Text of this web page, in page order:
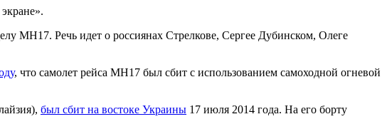
МН17. Речь идет о россиянах Стрелкове, Сергее Дубинском, Олеге
, что самолет рейса МН17 был сбит с использованием самоходной огневой
был сбит на востоке Украины 17 июля 2014 года. На его борту